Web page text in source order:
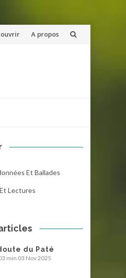
A propos
Et Ballades
Lectures
du Paté
min 03 Nov 2025